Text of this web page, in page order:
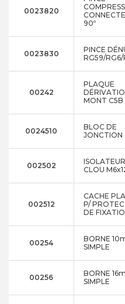
0023820
90º
0023830
PINCE
RG59/RG6/
00242
PLAQUE
MONT C5B
0024510
BLOC DE
JONCTION
002502
CLOU
002512
CACHE
P/
DE
00254
BORNE
SIMPLE
00256
BORNE
SIMPLE